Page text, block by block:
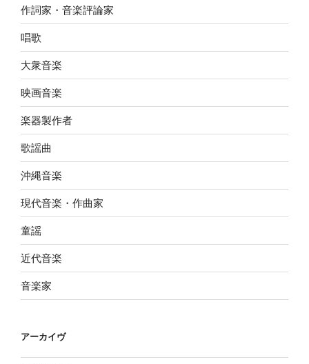
作詞家・音楽評論家
唱歌
大衆音楽
映画音楽
楽器製作者
歌謡曲
沖縄音楽
現代音楽・作曲家
童謡
近代音楽
音楽家
アーカイヴ